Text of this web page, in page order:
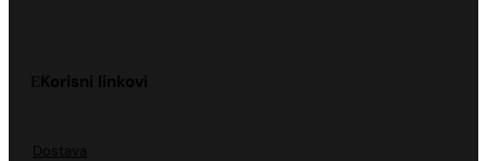
Korisni linkovi
Dostava